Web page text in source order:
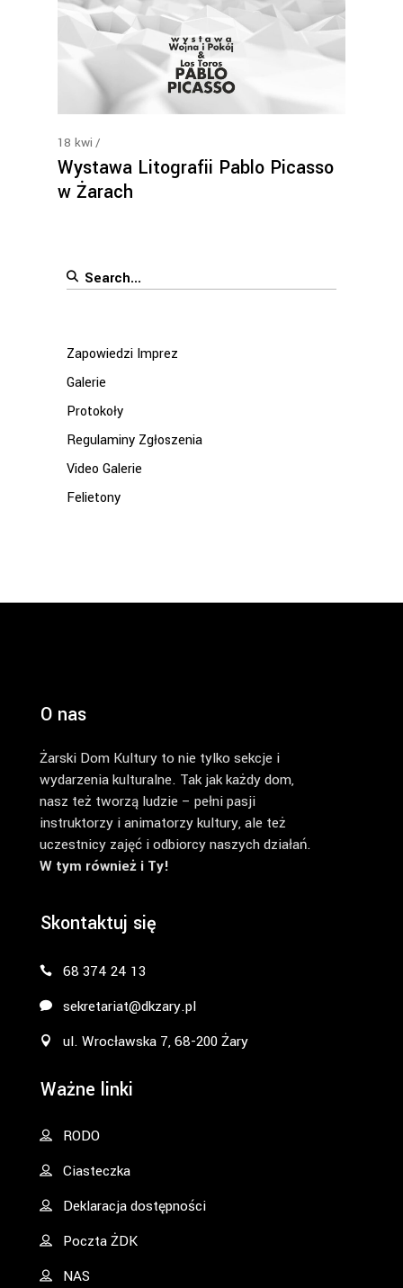
18 kwi
Wystawa Litografii Pablo Picasso
w Żarach
Search
Zapowiedzi Imprez
Galerie
Protokoły
Regulaminy Zgłoszenia
Video Galerie
Felietony
O nas
Żarski Dom Kultury to nie tylko sekcje i
wydarzenia kulturalne. Tak jak każdy dom,
nasz też tworzą ludzie – pełni pasji
instruktorzy i animatorzy kultury, ale też
uczestnicy zajęć i odbiorcy naszych działań.
W tym również i Ty!
Skontaktuj się
68 374 24 13
sekretariat@dkzary.pl
ul. Wrocławska 7, 68-200 Żary
Ważne linki
RODO
Ciasteczka
Deklaracja dostępności
Poczta ŻDK
NAS